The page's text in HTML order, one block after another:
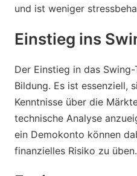
und ist weniger
Einstieg ins
Der Einstieg in das
Bildung. Es ist essenziell,
Kenntnisse über die
technische Analyse
ein Demokonto können
finanzielles Risiko zu üben.